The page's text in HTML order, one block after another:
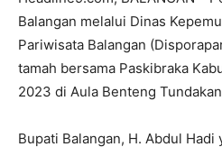
Balangan melalui Dinas
Pariwisata Balangan
tamah bersama Paskibraka
2023 di Aula Benteng
Bupati Balangan, H. Abdul